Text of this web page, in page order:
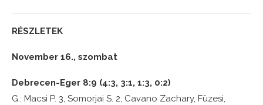
RÉSZLETEK
November 16., szombat
Debrecen-Eger 8:9 (4:3, 3:1, 1:3, 0:2)
G.: Macsi P. 3, Somorjai S. 2, Cavano Zachary, Füzesi,